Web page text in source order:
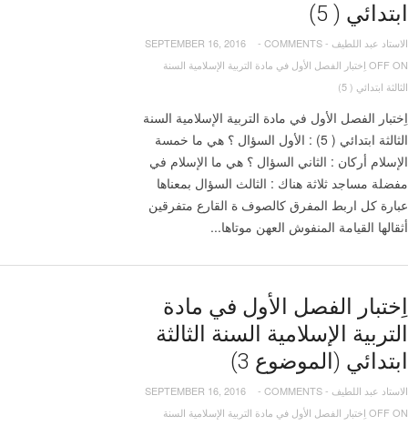
ابتدائي ( 5)
الاستاد عبد اللطيف -
SEPTEMBER 16, 2016 - COMMENTS
OFF ON اِختبار الفصل الأول في مادة التربية الإسلامية السنة
الثالثة ابتدائي ( 5)
اِختبار الفصل الأول في مادة التربية الإسلامية السنة
‫أثقالها‬ ‫القيامة‬ ‫المنفوش‬ ‫العهن‬ ‫موتاها‬...
اِختبار الفصل الأول في مادة
التربية الإسلامية السنة الثالثة
ابتدائي (الموضوع 3)
الاستاد عبد اللطيف -
SEPTEMBER 16, 2016 - COMMENTS
OFF ON اِختبار الفصل الأول في مادة التربية الإسلامية السنة